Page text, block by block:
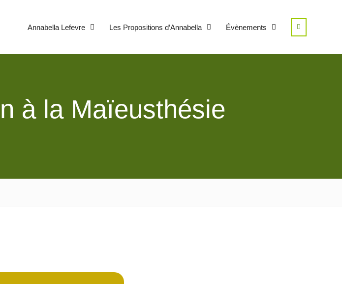
Annabella Lefevre Les Propositions d’Annabella Évènements
à la Maïeusthésie